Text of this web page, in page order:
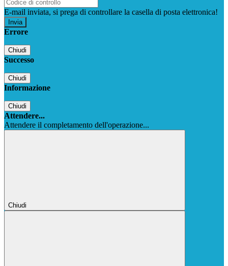
E-mail inviata, si prega di controllare la casella di posta elettronica!
Errore
Chiudi
Successo
Chiudi
Informazione
Chiudi
Attendere...
Attendere il completamento dell'operazione...
Chiudi